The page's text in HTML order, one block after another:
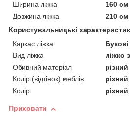
Ширина ліжка
160 см
Довжина ліжка
210 см
Користувальницькі
Каркас ліжка
Вид ліжка
ліжко
Обивний матеріал
різний
Колір (відтінок) меблів
різний
Колір
різний
Приховати